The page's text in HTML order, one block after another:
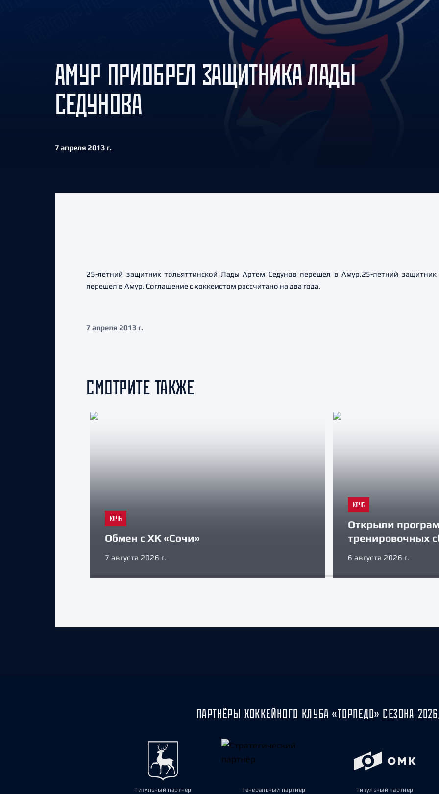
Амур
Барыс
Салават Юлаев
Сибирь
АМУР ПРИОБРЕЛ ЗАЩИТНИКА ЛАДЫ
СЕДУНОВА
7 апреля 2013 г.
25-летний защитник тольяттинской Лады Артем Седунов перешел в Амур.25-летний
перешел в Амур. Соглашение с хоккеистом рассчитано на два года.
7 апреля 2013 г.
СМОТРИТЕ ТАКЖЕ
КЛУБ
Обмен с ХК «Сочи»
7 августа 2026 г.
КЛУБ
Открыли
тренировочных
6 августа 2026 г.
ПАРТНЁРЫ ХОККЕЙНОГО КЛУБА «ТОРПЕДО» СЕЗОНА
Титульный партнёр Генеральный партнёр Титульный партнёр